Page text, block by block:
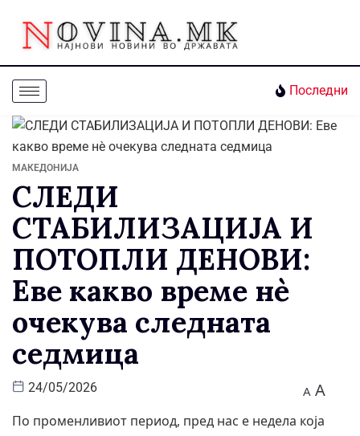
Последни
МАКЕДОНИЈА
СЛЕДИ
СТАБИЛИЗАЦИЈА И
ПОТОПЛИ ДЕНОВИ:
Еве какво време нè
очекува следната
седмица
24/05/2026 A A
По променливиот период, пред нас е недела која